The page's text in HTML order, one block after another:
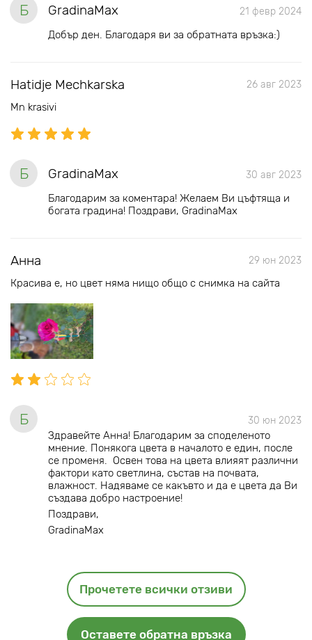
Б GradinaMax 21 февр 2024
Добър ден. Благодаря ви за обратната връзка:)
Hatidje Mechkarska 26 авг 2023
Mn krasivi
Б GradinaMax 30 авг 2023
Благодарим за коментара! Желаем Ви цъфтяща и
богата градина! Поздрави, GradinaMax
Анна 29 юн 2023
Красива е, но цвет няма нищо общо с снимка на сайта
Б 30 юн 2023
Здравейте Анна! Благодарим за споделеното
мнение. Понякога цвета в началото е един, после
се променя. Освен това на цвета влияят различни
фактори като светлина, състав на почвата,
влажност. Надяваме се какъвто и да е цвета да Ви
създава добро настроение!
Поздрави,
GradinaMax
Прочетете всички отзиви
Оставете обратна връзка